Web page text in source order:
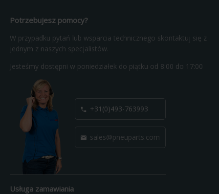
Potrzebujesz pomocy?
W przypadku pytań lub wsparcia technicznego skontaktuj się z
jednym z naszych specjalistów.
Jesteśmy dostępni w poniedziałek do piątku od 8:00 do 17:00
 +31(0)493-763993
 sales@pneuparts.com
Usługa zamawiania